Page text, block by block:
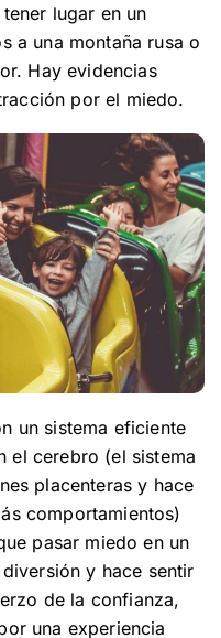
lugar en un
a una montaña rusa o
Hay evidencias
por el miedo.
un sistema eficiente
el cerebro (el sistema
placenteras y hace
comportamientos)
pasar miedo en un
y hace sentir
de la confianza,
una experiencia